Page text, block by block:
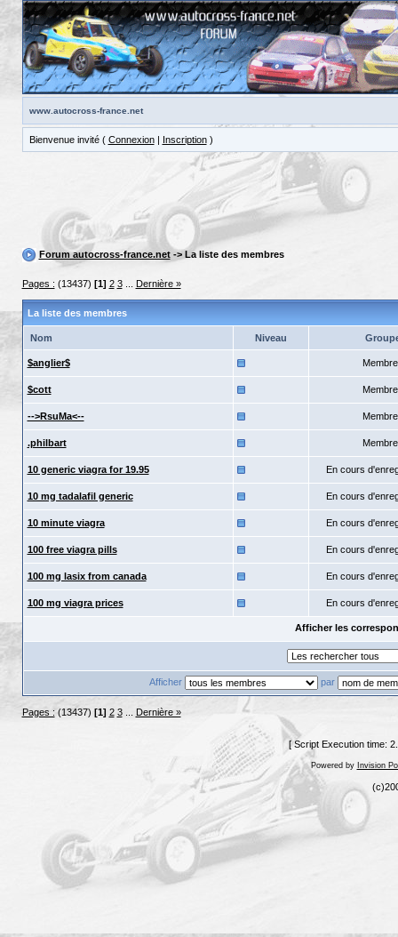
www.autocross-france.net
Bienvenue invité ( Connexion| Inscription)
Forum autocross-france.net-> La liste des membres
Pages : (13437) [1] 2 3... Dernière »
La liste des membres
Nom Niveau
$anglier$
$cott
-->RsuMa<--
.philbart
10 generic viagra for 19.95 En cours
10 mg tadalafil generic En cours
10 minute viagra En cours
100 free viagra pills En cours
100 mg lasix from canada En cours
100 mg viagra prices En cours
Afficher les
Afficher par
Pages : (13437) [1] 2 3... Dernière »
[ Script Execution time:
Powered by Invision